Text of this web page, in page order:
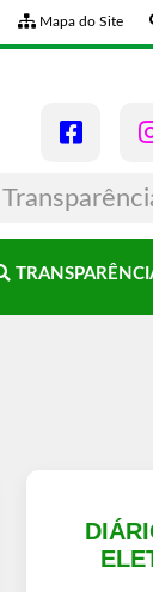
Mapa do Site